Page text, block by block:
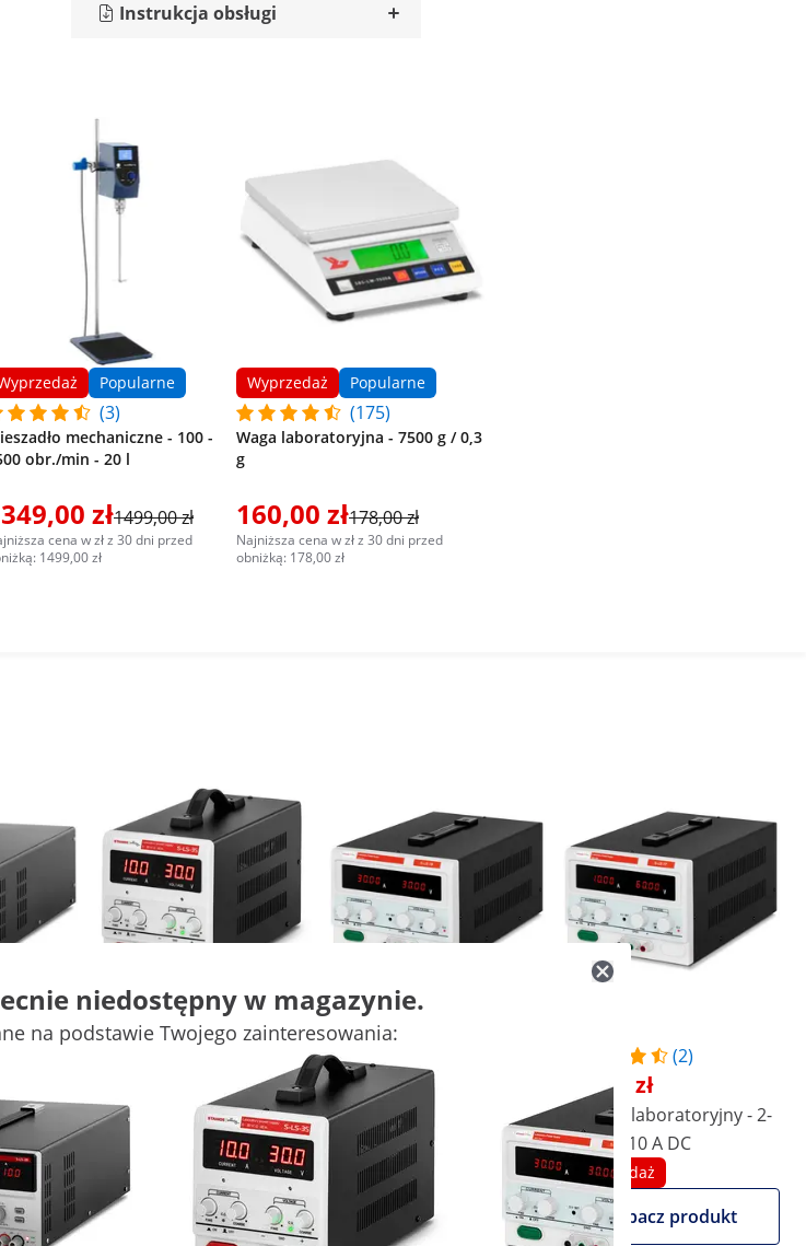
Instrukcja obsługi
Popularne
(3)
mechaniczne - 100 -
obr./min - 20 l
zł1499,00 zł
cena w zł z 30 dni przed
1499,00 zł
Wyprzedaż Popularne
(175)
Waga laboratoryjna - 7500 g / 0,3
g
160,00 zł178,00 zł
Najniższa cena w zł z 30 dni przed
obniżką: 178,00 zł
- 2 x
x LED
Zasilacz laboratoryjny - 0-
30 V - 0-10 A DC - LED
Wyprzedaż
Zobacz produkt
926,00 zł
Zasilacz laboratoryjny - 0-
30 V - 0-30 A DC
Wyprzedaż
Zobacz produkt
(2)
724,00 zł
Zasilacz laboratoryjny - 2-
60 V - 0-10 A DC
Wyprzedaż
Zobacz produkt
niedostępny w magazynie.
na podstawie Twojego zainteresowania: